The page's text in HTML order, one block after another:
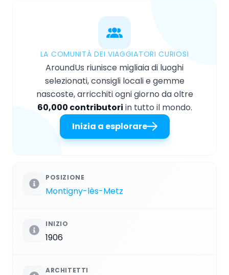
LA COMUNITÀ DEI VIAGGIATORI CURIOSI
AroundUs riunisce migliaia di luoghi
selezionati, consigli locali e gemme
nascoste, arricchiti ogni giorno da oltre
60,000 contributori in tutto il mondo.
Inizia a esplorare
POSIZIONE
Montigny-lès-Metz
INIZIO
1906
ARCHITETTI